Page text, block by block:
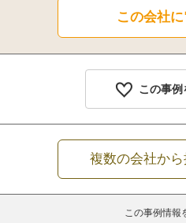
この会社
この事例
複数の会社か
この事例情報